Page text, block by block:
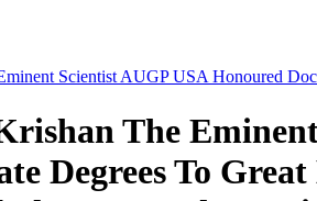
Scientist AUGP USA Honoured
The
Degrees To